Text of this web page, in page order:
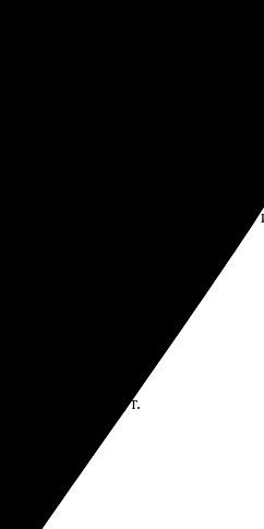
простым и понятным: загрузила
Рада, что выбрала именно
несколько минут.
рекомендую!